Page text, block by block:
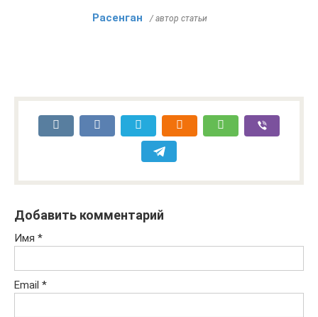
Расенган / автор статьи
Добавить комментарий
Имя *
Email *